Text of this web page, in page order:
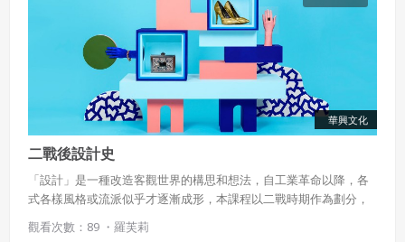
華興文化
二戰後設計史
「設計」是一種改造客觀世界的構思和想法，自工業革命以降，各
式各樣風格或流派似乎才逐漸成形，本課程以二戰時期作為劃分，
一一介紹這些帶給世界豐富樣貌的設計風格。
觀看次數：89 ・ 羅芙莉